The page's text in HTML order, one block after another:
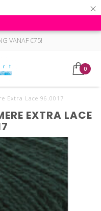
×
VANAF €75!
0
Extra Lace 96.0017
EXTRA LACE